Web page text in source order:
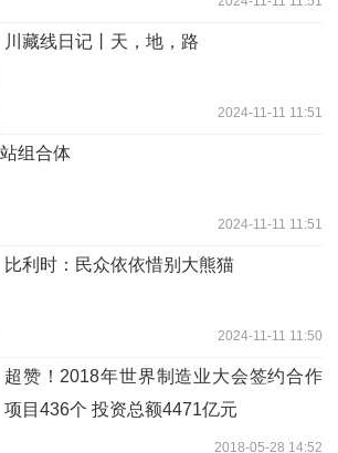
川藏线日记丨天，地，路
2024-11-11 11:51
组合体
2024-11-11 11:51
比利时：民众依依惜别大熊猫
2024-11-11 11:50
超赞！2018年世界制造业大会签约合作
项目436个 投资总额4471亿元
2018-05-28 14:52